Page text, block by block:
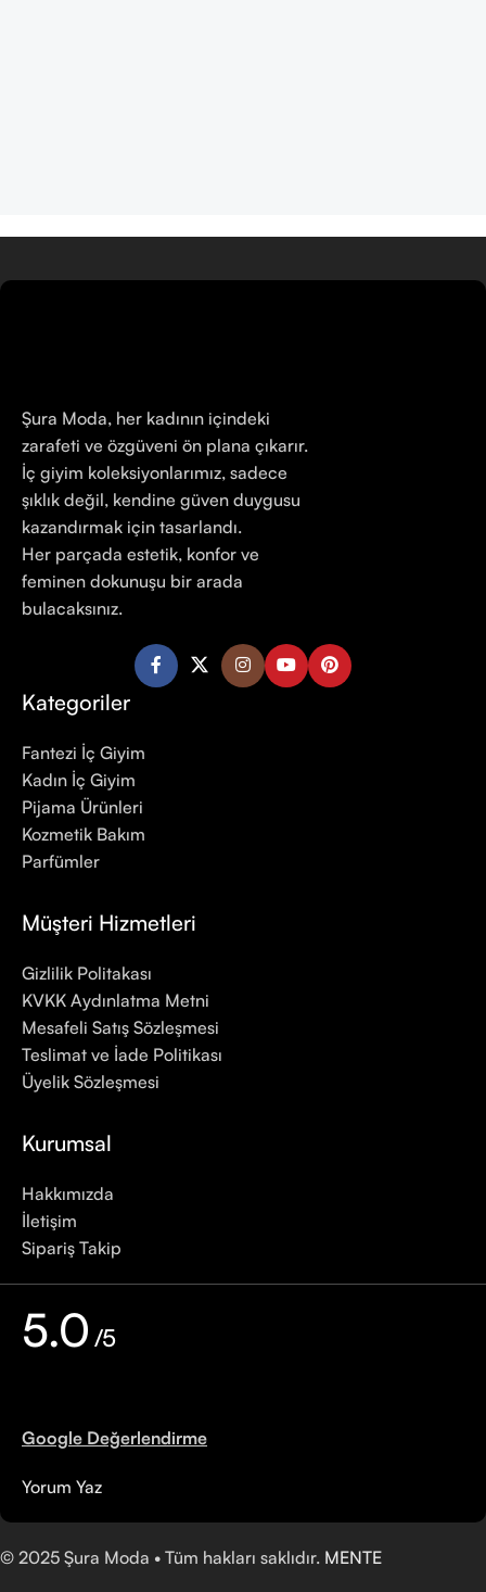
Şura Moda, her kadının içindeki
zarafeti ve özgüveni ön plana çıkarır.
İç giyim koleksiyonlarımız, sadece
şıklık değil, kendine güven duygusu
kazandırmak için tasarlandı.
Her parçada estetik, konfor ve
feminen dokunuşu bir arada
bulacaksınız.
Kategoriler
Fantezi İç Giyim
Kadın İç Giyim
Pijama Ürünleri
Kozmetik Bakım
Parfümler
Müşteri Hizmetleri
Gizlilik Politakası
KVKK Aydınlatma Metni
Mesafeli Satış Sözleşmesi
Teslimat ve İade Politikası
Üyelik Sözleşmesi
Kurumsal
Hakkımızda
İletişim
Sipariş Takip
5.0 /5
Google Değerlendirme
Yorum Yaz
© 2025 Şura Moda • Tüm hakları saklıdır. MENTE